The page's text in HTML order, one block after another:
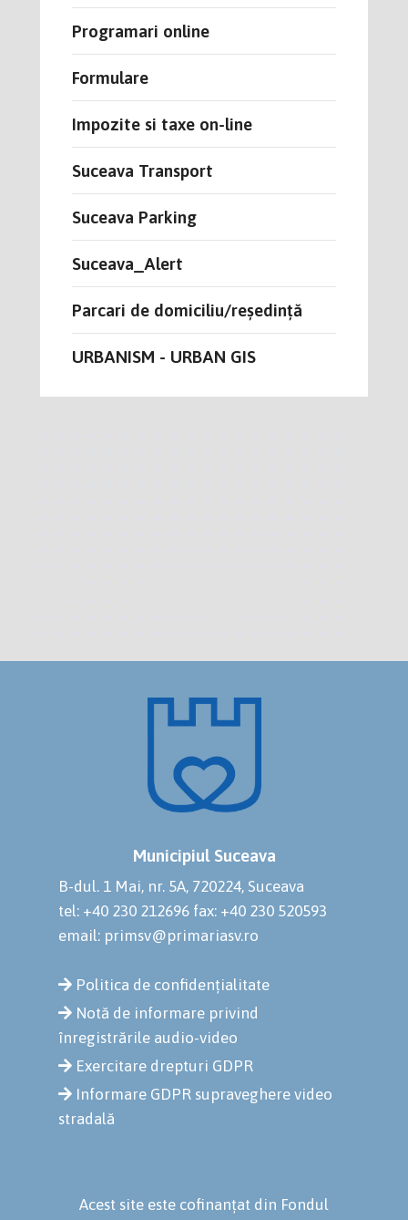
Programari online
Formulare
Impozite si taxe on-line
Suceava Transport
Suceava Parking
Suceava_Alert
Parcari de domiciliu/reședință
URBANISM - URBAN GIS
Municipiul Suceava
B-dul. 1 Mai, nr. 5A, 720224, Suceava
tel: +40 230 212696 fax: +40 230 520593
email: primsv@primariasv.ro
Politica de confidențialitate
Notă de informare privind
înregistrările audio-video
Exercitare drepturi GDPR
Informare GDPR supraveghere video
stradală
Acest site este cofinanțat din Fondul